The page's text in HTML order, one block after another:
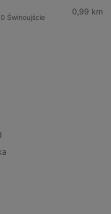
Świnoujście
0,99 km